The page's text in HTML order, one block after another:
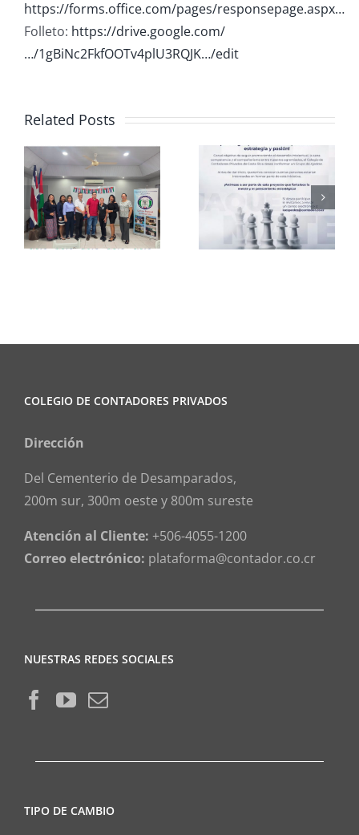
https://forms.office.com/pages/responsepage.aspx…
Folleto: https://drive.google.com/
…/1gBiNc2FkfOOTv4plU3RQJK…/edit
Related Posts
Club de
Ajedrez
CCPCR
Informa
COLEGIO DE CONTADORES PRIVADOS
Dirección
Del Cementerio de Desamparados,
200m sur, 300m oeste y 800m sureste
Atención al Cliente: +506-4055-1200
Correo electrónico: plataforma@contador.co.cr
NUESTRAS REDES SOCIALES
TIPO DE CAMBIO